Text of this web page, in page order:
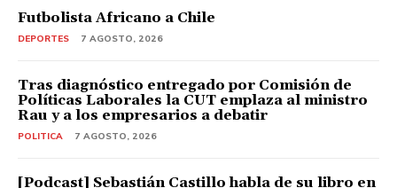
Futbolista Africano a Chile
DEPORTES 7 AGOSTO, 2026
Tras diagnóstico entregado por Comisión de
Políticas Laborales la CUT emplaza al ministro
Rau y a los empresarios a debatir
POLITICA 7 AGOSTO, 2026
[Podcast] Sebastián Castillo habla de su libro en